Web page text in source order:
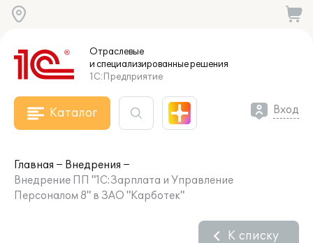
Отраслевые
и специализированныерешения
1С:Предприятие
Каталог Вход
Главная
Внедрения
Внедрение ПП "1С:Зарплата и Управление
Персоналом 8" в ЗАО "Карботек"
К списку